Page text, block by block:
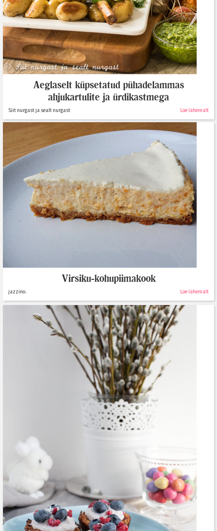
Aeglaselt küpsetatud pühadelammas
ahjukartulite ja ürdikastmega
Siit nurgast ja sealt nurgast Loe lähemalt
Virsiku-kohupiimakook
jazzino. Loe lähemalt